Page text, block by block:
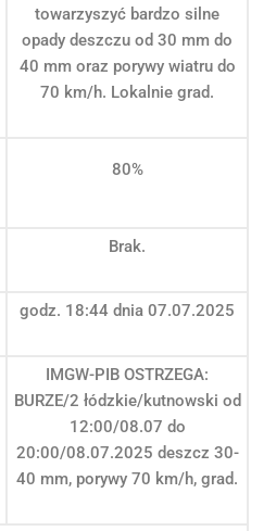
towarzyszyć bardzo silne
opady deszczu od 30 mm do
40 mm oraz porywy wiatru do
70 km/h. Lokalnie grad.
80%
Brak.
godz. 18:44 dnia 07.07.2025
IMGW-PIB OSTRZEGA:
BURZE/2 łódzkie/kutnowski od
12:00/08.07 do
20:00/08.07.2025 deszcz 30-
40 mm, porywy 70 km/h, grad.